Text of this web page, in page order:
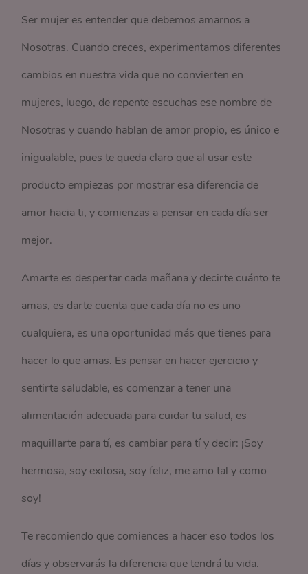
Ser mujer es entender que debemos amarnos a
Nosotras. Cuando creces, experimentamos diferentes
cambios en nuestra vida que no convierten en
mujeres, luego, de repente escuchas ese nombre de
Nosotras y cuando hablan de amor propio, es único e
inigualable, pues te queda claro que al usar este
producto empiezas por mostrar esa diferencia de
amor hacia ti, y comienzas a pensar en cada día ser
mejor.
Amarte es despertar cada mañana y decirte cuánto te
amas, es darte cuenta que cada día no es uno
cualquiera, es una oportunidad más que tienes para
hacer lo que amas. Es pensar en hacer ejercicio y
sentirte saludable, es comenzar a tener una
alimentación adecuada para cuidar tu salud, es
maquillarte para tí, es cambiar para tí y decir: ¡Soy
hermosa, soy exitosa, soy feliz, me amo tal y como
soy!
Te recomiendo que comiences a hacer eso todos los
días y observarás la diferencia que tendrá tu vida.